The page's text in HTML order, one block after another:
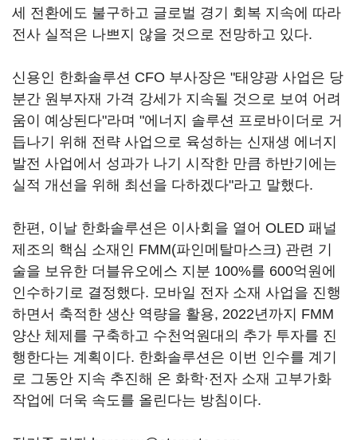
세 전환에도 불구하고 글로벌 경기 회복 지속에 따라
전사 실적은 나쁘지 않을 것으로 전망하고 있다.
신용인 한화솔루션 CFO 부사장은 "태양광 사업은 당
분간 원부자재 가격 강세가 지속될 것으로 보여 어려
움이 예상된다"라며 "에너지 솔루션 프로바이더로 거
듭나기 위해 전략 사업으로 육성하는 신재생 에너지
발전 사업에서 성과가 나기 시작한 만큼 하반기에는
실적 개선을 위해 최선을 다하겠다"라고 말했다.
한편, 이날 한화솔루션은 이사회을 열어 OLED 패널
제조의 핵심 소재인 FMM(파인메탈마스크) 관련 기
술을 보유한 더블유오에스 지분 100%를 600억원에
인수하기로 결정했다. 모바일 전자 소재 사업을 진행
하면서 축적한 생산 역량을 활용, 2022년까지 FMM
양산 체제를 구축하고 수천억원대의 추가 투자를 진
행한다는 계획이다. 한화솔루션은 이번 인수를 계기
로 그동안 지속 추진해 온 화학·전자 소재 고부가화
작업에 더욱 속도를 올린다는 방침이다.